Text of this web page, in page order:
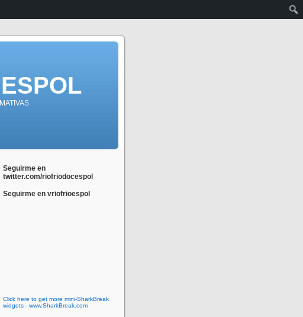
Seguirme en
twitter.com/riofriodocespol
Seguirme en vriofrioespol
Click here to get more mini-SharkBreak
widgets - www.SharkBreak.com